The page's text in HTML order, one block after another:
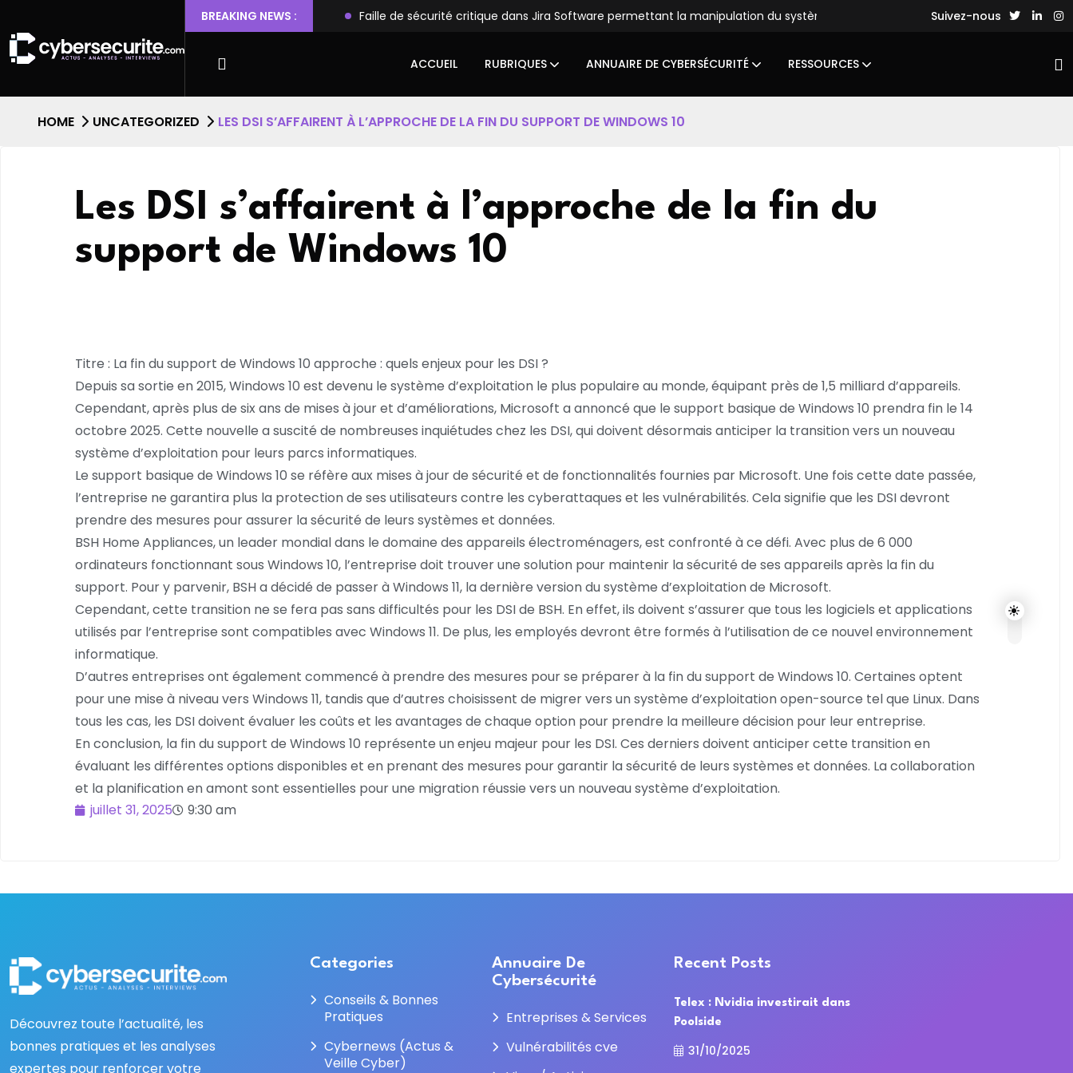
BREAKING NEWS :
permettant l’escalade de privilèges et l’accès root Faille de sécurité critique dans Jira Software permettant la manipulation du système de fichiers Des hackers chinois
Suivez-nous
ACCUEIL RUBRIQUES ANNUAIRE DE CYBERSÉCURITÉ RESSOURCES
HOME UNCATEGORIZED LES DSI S’AFFAIRENT À L’APPROCHE DE LA FIN DU SUPPORT DE WINDOWS 10
Les DSI s’affairent à l’approche de la fin du
support de Windows 10
Titre : La fin du support de Windows 10 approche : quels enjeux pour les DSI ?
Depuis sa sortie en 2015, Windows 10 est devenu le système d’exploitation le plus populaire au monde, équipant près de 1,5 milliard d’appareils.
Cependant, après plus de six ans de mises à jour et d’améliorations, Microsoft a annoncé que le support basique de Windows 10 prendra fin le 14
octobre 2025. Cette nouvelle a suscité de nombreuses inquiétudes chez les DSI, qui doivent désormais anticiper la transition vers un nouveau
système d’exploitation pour leurs parcs informatiques.
Le support basique de Windows 10 se réfère aux mises à jour de sécurité et de fonctionnalités fournies par Microsoft. Une fois cette date passée,
l’entreprise ne garantira plus la protection de ses utilisateurs contre les cyberattaques et les vulnérabilités. Cela signifie que les DSI devront
prendre des mesures pour assurer la sécurité de leurs systèmes et données.
BSH Home Appliances, un leader mondial dans le domaine des appareils électroménagers, est confronté à ce défi. Avec plus de 6 000
ordinateurs fonctionnant sous Windows 10, l’entreprise doit trouver une solution pour maintenir la sécurité de ses appareils après la fin du
support. Pour y parvenir, BSH a décidé de passer à Windows 11, la dernière version du système d’exploitation de Microsoft.
Cependant, cette transition ne se fera pas sans difficultés pour les DSI de BSH. En effet, ils doivent s’assurer que tous les logiciels et applications
utilisés par l’entreprise sont compatibles avec Windows 11. De plus, les employés devront être formés à l’utilisation de ce nouvel environnement
informatique.
D’autres entreprises ont également commencé à prendre des mesures pour se préparer à la fin du support de Windows 10. Certaines optent
pour une mise à niveau vers Windows 11, tandis que d’autres choisissent de migrer vers un système d’exploitation open-source tel que Linux. Dans
tous les cas, les DSI doivent évaluer les coûts et les avantages de chaque option pour prendre la meilleure décision pour leur entreprise.
En conclusion, la fin du support de Windows 10 représente un enjeu majeur pour les DSI. Ces derniers doivent anticiper cette transition en
évaluant les différentes options disponibles et en prenant des mesures pour garantir la sécurité de leurs systèmes et données. La collaboration
et la planification en amont sont essentielles pour une migration réussie vers un nouveau système d’exploitation.
juillet 31, 2025
9:30 am
Découvrez toute l’actualité, les
bonnes pratiques et les analyses
expertes pour renforcer votre
Categories
Conseils & Bonnes
Pratiques
Cybernews (Actus &
Veille Cyber)
Annuaire De
Cybersécurité
Entreprises & Services
Vulnérabilités cve
Recent Posts
Telex : Nvidia investirait dans
Poolside
31/10/2025